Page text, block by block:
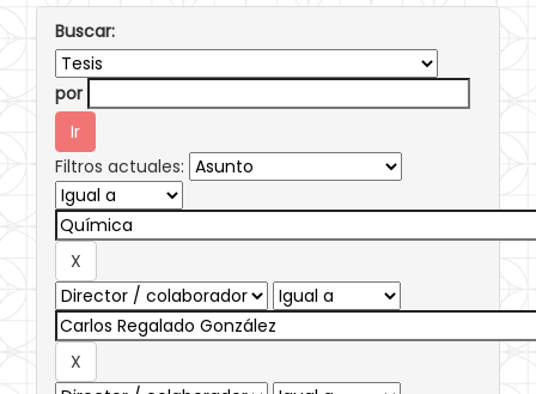
Buscar:
por
Filtros actuales: